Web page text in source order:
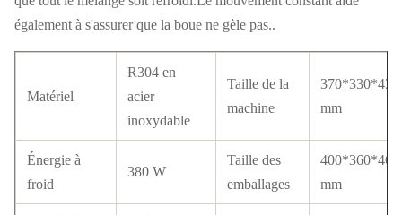
également à s'assurer que la boue ne gèle pas..
Matériel
R304 en
acier
inoxydable
Taille de la
machine
370*330*430
mm
Énergie à
froid
380 W
Taille des
emballages
400*360*460
mm